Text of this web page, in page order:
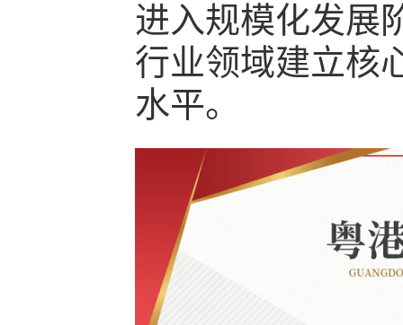
进入规模化发展
行业领域建立核
水平。